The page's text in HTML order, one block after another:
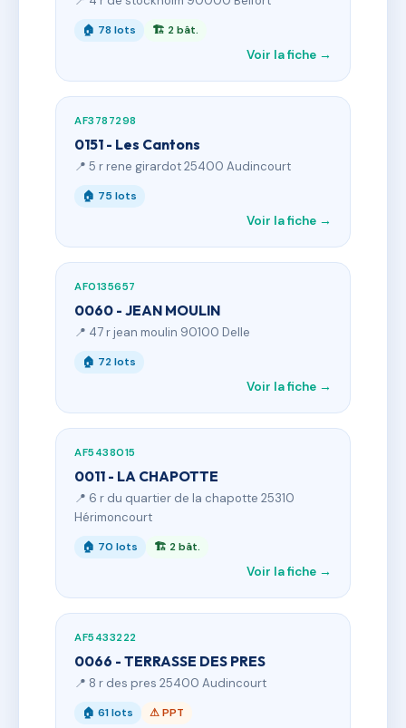
🏠 78 lots 🏗 2 bât.
Voir la fiche →
AF3787298
0151 - Les Cantons
📍 5 r rene girardot 25400 Audincourt
🏠 75 lots
Voir la fiche →
AF0135657
0060 - JEAN MOULIN
📍 47 r jean moulin 90100 Delle
🏠 72 lots
Voir la fiche →
AF5438015
0011 - LA CHAPOTTE
📍 6 r du quartier de la chapotte 25310
Hérimoncourt
🏠 70 lots 🏗 2 bât.
Voir la fiche →
AF5433222
0066 - TERRASSE DES PRES
📍 8 r des pres 25400 Audincourt
🏠 61 lots ⚠ PPT